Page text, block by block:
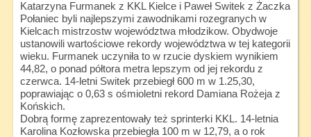
Katarzyna Furmanek z KKL Kielce i Paweł Switek z Żaczka
Połaniec byli najlepszymi zawodnikami rozegranych w
Kielcach mistrzostw województwa młodzikow. Obydwoje
ustanowili wartościowe rekordy województwa w tej kategorii
wieku. Furmanek uczyniła to w rzucie dyskiem wynikiem
44,82, o ponad półtora metra lepszym od jej rekordu z
czerwca. 14-letni Switek przebiegł 600 m w 1.25,30,
poprawiając o 0,63 s ośmioletni rekord Damiana Rożeja z
Końskich.
Dobrą formę zaprezentowały też sprinterki KKL. 14-letnia
Karolina Kozłowska przebiegła 100 m w 12,79, a o rok